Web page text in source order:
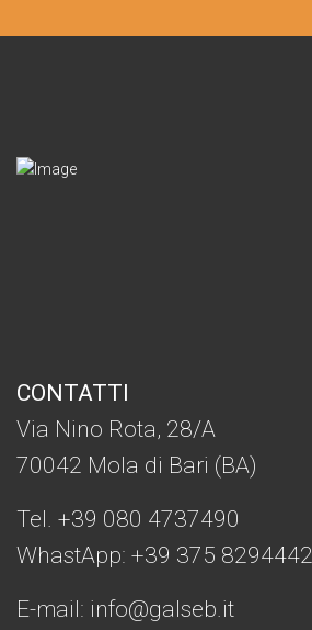
CONTATTI
Via Nino Rota, 28/A
70042 Mola di Bari (BA)
Tel. +39 080 4737490
WhastApp: +39 375 8294442
E-mail: info@galseb.it